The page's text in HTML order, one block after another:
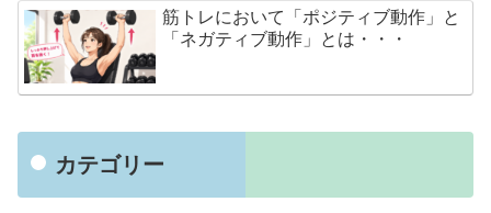
筋トレにおいて「ポジティブ動作」と
「ネガティブ動作」とは・・・
カテゴリー